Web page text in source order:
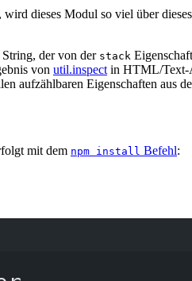
dieses Modul so viel über
der von der stack
von util.inspect in HTML/Text-
aufzählbaren Eigenschaften aus
mit dem npm install Befehl: